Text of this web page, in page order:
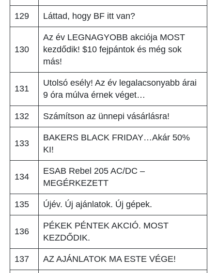
129 Láttad, hogy BF itt van?
130
Az év LEGNAGYOBB akciója MOST
kezdődik! $10 fejpántok és még sok
más!
131
Utolsó esély! Az év legalacsonyabb árai
9 óra múlva érnek véget…
132 Számítson az ünnepi vásárlásra!
133
BAKERS BLACK FRIDAY…Akár 50%
KI!
134
ESAB Rebel 205 AC/DC –
MEGÉRKEZETT
135 Újév. Új ajánlatok. Új gépek.
136
PÉKEK PÉNTEK AKCIÓ. MOST
KEZDŐDIK.
137 AZ AJÁNLATOK MA ESTE VÉGE!